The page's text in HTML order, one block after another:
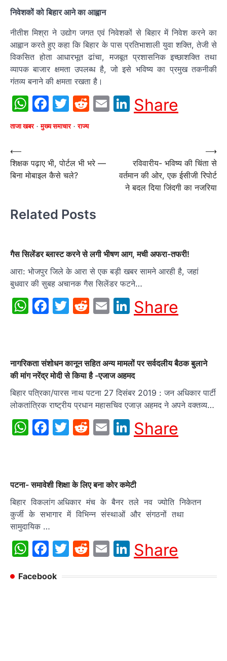
निवेशकों को बिहार आने का आह्वान
नीतीश मिश्रा ने उद्योग जगत एवं निवेशकों से बिहार में निवेश करने का
आह्वान करते हुए कहा कि बिहार के पास प्रतिभाशाली युवा शक्ति, तेजी से
विकसित होता आधारभूत ढांचा, मजबूत प्रशासनिक इच्छाशक्ति तथा
व्यापक बाजार क्षमता उपलब्ध है, जो इसे भविष्य का प्रमुख तकनीकी
गंतव्य बनाने की क्षमता रखता है।
WhatsApp
Facebook
Twitter
Reddit
EmailLinkedIn
Share
ताजा खबर मुख्य समाचार राज्य
Post
navigation
⟵
शिक्षक पढ़ाए भी, पोर्टल भी भरे —
बिना मोबाइल कैसे चले?
रविवारीय- भविष्य की चिंता से
वर्तमान की ओर, एक ईसीजी रिपोर्ट
ने बदल दिया जिंदगी का नजरिया
⟶
Related Posts
गैस सिलेंडर ब्लास्ट करने से लगी भीषण आग, मची अफरा-तफरी!
आरा: भोजपुर जिले के आरा से एक बड़ी खबर सामने आरही है, जहां
बुधवार की सुबह अचानक गैस सिलेंडर फटने…
WhatsApp
Facebook
Twitter
Reddit
EmailLinkedIn
Share
नागरिकता संशोधन कानून सहित अन्य मामलों पर सर्वदलीय बैठक बुलाने
की मांग नरेंद्र मोदी से किया है -एजाज अहमद
बिहार पत्रिका/पारस नाथ पटना 27 दिसंबर 2019 : जन अधिकार पार्टी
लोकतांत्रिक राष्ट्रीय प्रधान महासचिव एजाज़ अहमद ने अपने वक्तव्य…
WhatsApp
Facebook
Twitter
Reddit
EmailLinkedIn
Share
पटना- समावेशी शिक्षा के लिए बना कोर कमेटी
बिहार विकलांग अधिकार मंच के बैनर तले नव ज्योति निकेतन
कुर्जी के सभागार में विभिन्न संस्थाओं और संगठनों तथा
सामुदायिक …
WhatsApp
Facebook
Twitter
Reddit
EmailLinkedIn
Share
Facebook